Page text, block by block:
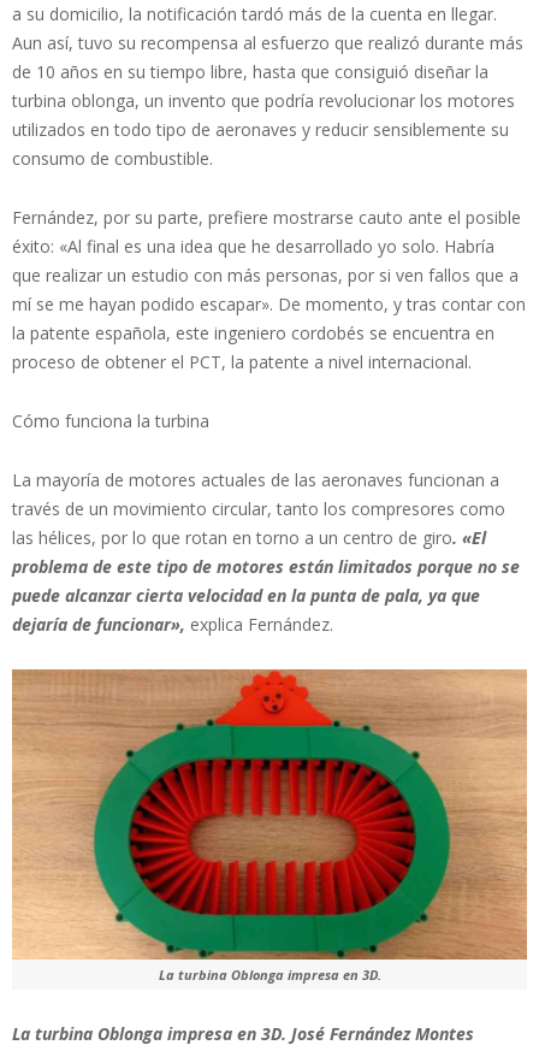
a su domicilio, la notificación tardó más de la cuenta en llegar.
Aun así, tuvo su recompensa al esfuerzo que realizó durante más
de 10 años en su tiempo libre, hasta que consiguió diseñar la
turbina oblonga, un invento que podría revolucionar los motores
utilizados en todo tipo de aeronaves y reducir sensiblemente su
consumo de combustible.
Fernández, por su parte, prefiere mostrarse cauto ante el posible
éxito: «Al final es una idea que he desarrollado yo solo. Habría
que realizar un estudio con más personas, por si ven fallos que a
mí se me hayan podido escapar». De momento, y tras contar con
la patente española, este ingeniero cordobés se encuentra en
proceso de obtener el PCT, la patente a nivel internacional.
Cómo funciona la turbina
La mayoría de motores actuales de las aeronaves funcionan a
través de un movimiento circular, tanto los compresores como
las hélices, por lo que rotan en torno a un centro de giro. «El
problema de este tipo de motores están limitados porque no se
puede alcanzar cierta velocidad en la punta de pala, ya que
dejaría de funcionar», explica Fernández.
La turbina Oblonga impresa en 3D.
La turbina Oblonga impresa en 3D. José Fernández Montes